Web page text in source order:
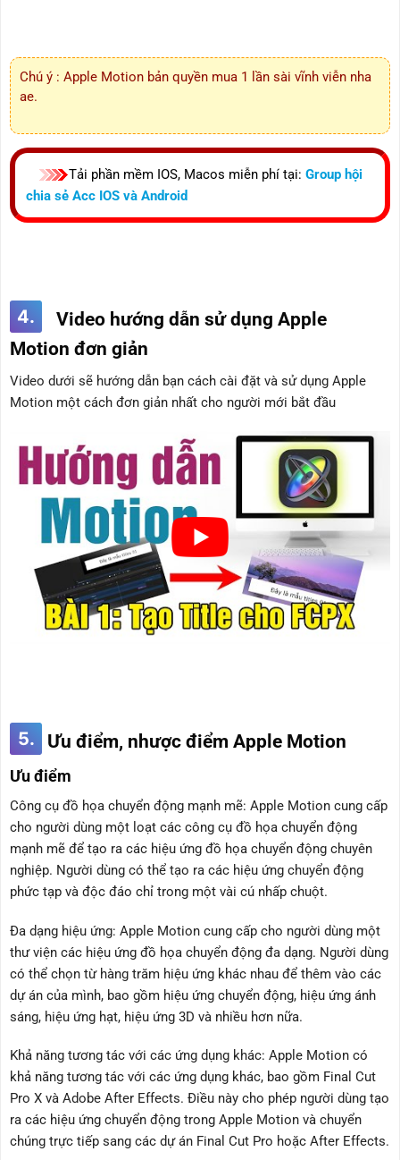
Chú ý : Apple Motion bản quyền mua 1 lần sài vĩnh viễn nha
ae.
Tải phần mềm IOS, Macos miễn phí tại: Group hội
chia sẻ Acc IOS và Android
4.
Video hướng dẫn sử dụng Apple
Motion đơn giản
Video dưới sẽ hướng dẫn bạn cách cài đặt và sử dụng Apple
Motion một cách đơn giản nhất cho người mới bắt đầu
5. Ưu điểm, nhược điểm Apple Motion
Ưu điểm
Công cụ đồ họa chuyển động mạnh mẽ: Apple Motion cung cấp
cho người dùng một loạt các công cụ đồ họa chuyển động
mạnh mẽ để tạo ra các hiệu ứng đồ họa chuyển động chuyên
nghiệp. Người dùng có thể tạo ra các hiệu ứng chuyển động
phức tạp và độc đáo chỉ trong một vài cú nhấp chuột.
Đa dạng hiệu ứng: Apple Motion cung cấp cho người dùng một
thư viện các hiệu ứng đồ họa chuyển động đa dạng. Người dùng
có thể chọn từ hàng trăm hiệu ứng khác nhau để thêm vào các
dự án của mình, bao gồm hiệu ứng chuyển động, hiệu ứng ánh
sáng, hiệu ứng hạt, hiệu ứng 3D và nhiều hơn nữa.
Khả năng tương tác với các ứng dụng khác: Apple Motion có
khả năng tương tác với các ứng dụng khác, bao gồm Final Cut
Pro X và Adobe After Effects. Điều này cho phép người dùng tạo
ra các hiệu ứng chuyển động trong Apple Motion và chuyển
chúng trực tiếp sang các dự án Final Cut Pro hoặc After Effects.